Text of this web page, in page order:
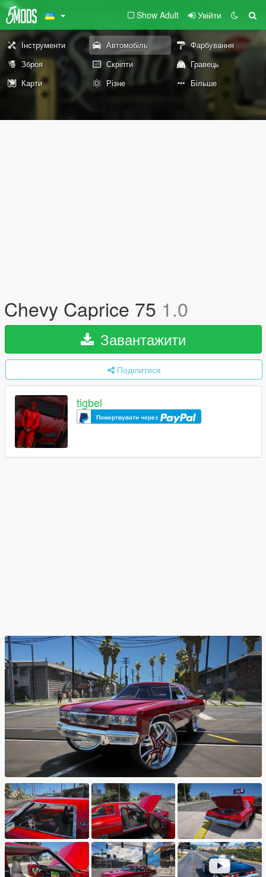
Show Adult Увійти
Інструменти Автомобіль
Фарбування
Зброя
Скріпти
Гравець
Карти
Різне Більше
Chevy Caprice 75 1.0
Завантажити
Поділитися
tigbel
Пожертвувати через